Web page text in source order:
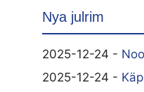
Nya julrim
2025-12-24 -
2025-12-24 -